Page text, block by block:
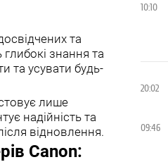
та
знання та
та усувати будь-
лише
надійність та
відновлення.
Canon:
10:10
20:02
09:46